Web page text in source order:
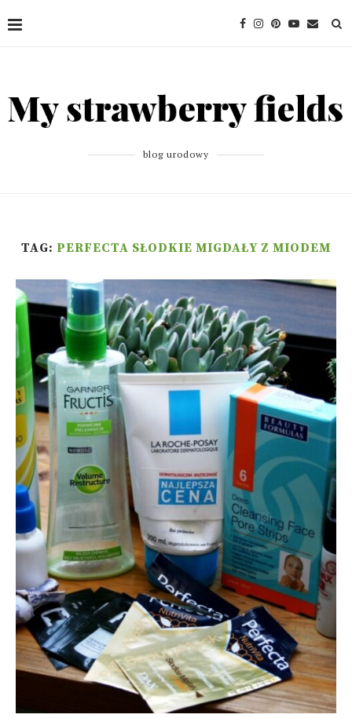
blog urodowy
TAG: PERFECTA SŁODKIE MIGDAŁY Z MIODEM